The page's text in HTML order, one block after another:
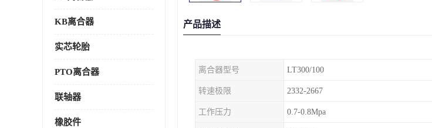
KB离合器
实芯轮胎
PTO离合器
联轴器
橡胶件
产品描述
离合器型号 LT300/100
转速极限 2332-2667
工作压力 0.7-0.8Mpa